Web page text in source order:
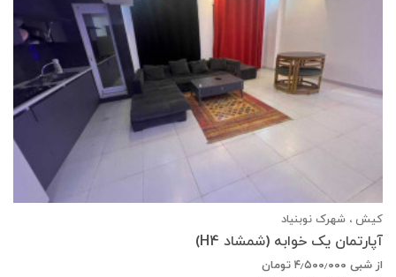
کیش ، شهرک نوبنیاد
آپارتمان یک خوابه (شمشاد H4)
از شبی ۴٫۵۰۰٫۰۰۰ تومان